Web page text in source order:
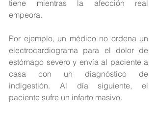
tiene mientras la afección real
empeora.
Por ejemplo, un médico no ordena un
electrocardiograma para el dolor de
estómago severo y envía al paciente a
casa con un diagnóstico de
indigestión. Al día siguiente, el
paciente sufre un infarto masivo.